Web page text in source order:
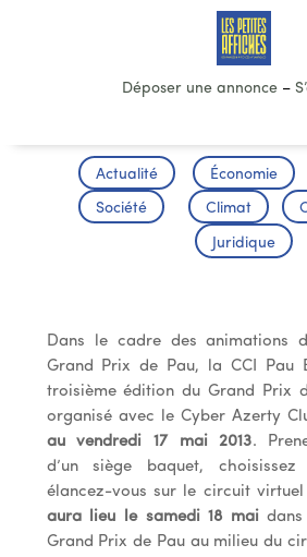
Déposer une annonce–
Actualité Économie
Société Climat
Juridique
Dans le cadre des animations
Grand Prix de Pau, la CCI Pau
troisième édition du Grand Prix
organisé avec le Cyber Azerty
au vendredi 17 mai 2013.
d’un siège baquet,
élancez-vous sur le circuit virtuel
aura lieu le samedi 18 mai
Grand Prix de Pau au milieu du